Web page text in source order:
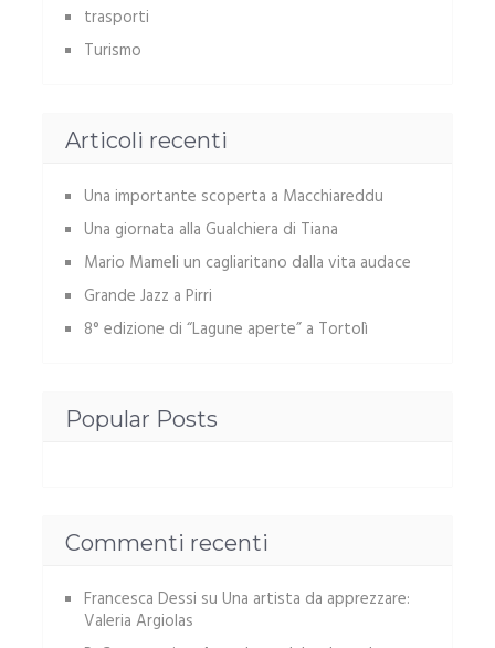
trasporti
Turismo
Articoli recenti
Una importante scoperta a Macchiareddu
Una giornata alla Gualchiera di Tiana
Mario Mameli un cagliaritano dalla vita audace
Grande Jazz a Pirri
8° edizione di “Lagune aperte” a Tortolì
Popular Posts
Commenti recenti
Francesca Dessi su Una artista da apprezzare:
Valeria Argiolas